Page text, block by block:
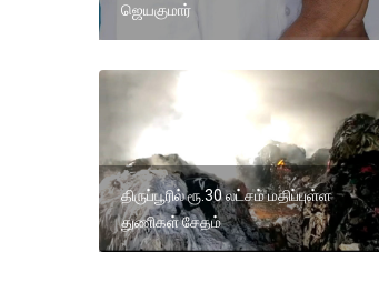
ஜெயகுமார்
திருப்பூரில் ரூ.30 லட்சம் மதிப்புள்ள
துணிகள் சேதம்